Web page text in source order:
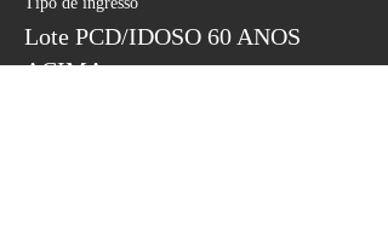
Lote PCD/IDOSO 60 ANOS
ACIMA